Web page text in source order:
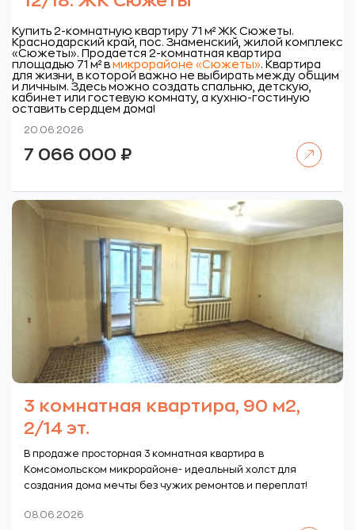
Купить 2-комнатную квартиру 71 м² ЖК Сюжеты.
Краснодарский край, пос. Знаменский, жилой комплекс
«Сюжеты». Продается 2-комнатная квартира
площадью 71 м² в микрорайоне «Сюжеты». Квартира
для жизни, в которой важно не выбирать между общим
и личным. Здесь можно создать спальню, детскую,
кабинет или гостевую комнату, а кухню-гостиную
оставить сердцем дома!
20.06.2026
7 066 000 ₽
3 комнатная квартира, 90 м2,
2/14 эт.
В продаже просторная 3 комнатная квартира в
Комсомольском микрорайоне- идеальный холст для
создания дома мечты без чужих ремонтов и переплат!
08.06.2026